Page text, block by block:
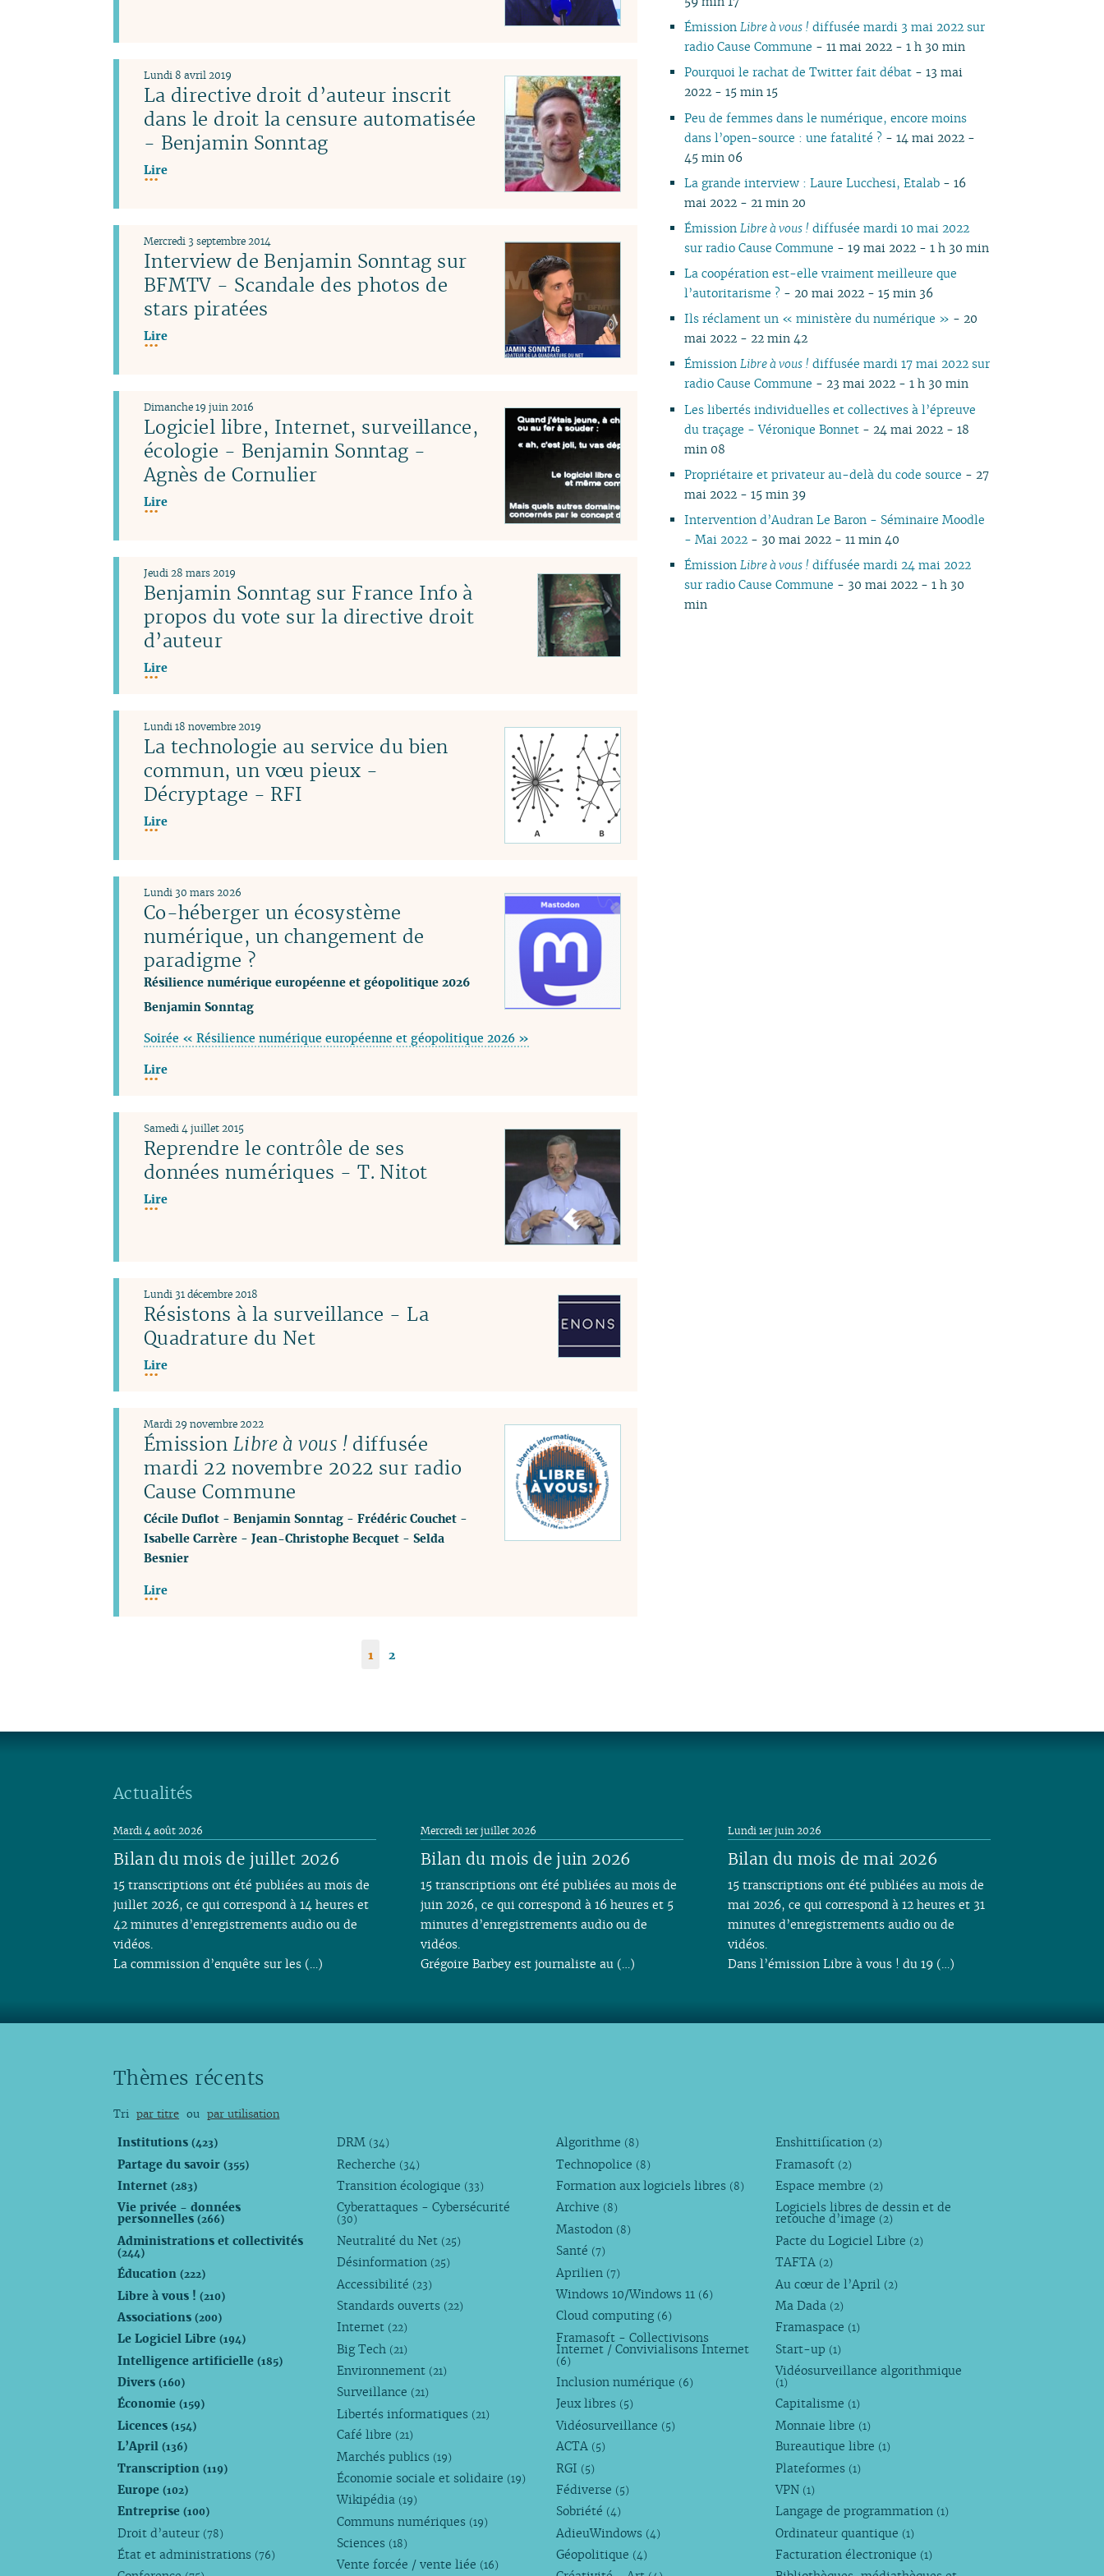
La directive droit d’auteur inscrit
dans le droit la censure automatisée
- Benjamin Sonntag
Lundi 8 avril 2019
Lire
Interview de Benjamin Sonntag sur
BFMTV - Scandale des photos de
stars piratées
Mercredi 3 septembre 2014
Lire
Logiciel libre, Internet, surveillance,
écologie - Benjamin Sonntag -
Agnès de Cornulier
Dimanche 19 juin 2016
Lire
Benjamin Sonntag sur France Info à
propos du vote sur la directive droit
d’auteur
Jeudi 28 mars 2019
Lire
La technologie au service du bien
commun, un vœu pieux -
Décryptage - RFI
Lundi 18 novembre 2019
Lire
Co-héberger un écosystème
numérique, un changement de
paradigme ?
Résilience numérique européenne et géopolitique 2026
Lundi 30 mars 2026
Benjamin Sonntag
Soirée « Résilience numérique européenne et géopolitique 2026 »
Lire
Reprendre le contrôle de ses
données numériques - T. Nitot
Samedi 4 juillet 2015
Lire
Résistons à la surveillance - La
Quadrature du Net
Lundi 31 décembre 2018
Lire
Émission Libre à vous !diffusée
mardi 22 novembre 2022 sur radio
Cause Commune
Mardi 29 novembre 2022
Cécile Duflot- Benjamin Sonntag- Frédéric Couchet-
Isabelle Carrère- Jean-Christophe Becquet- Selda
Besnier
Lire
1 2
01
03
01
02
01
02
01
02
01
02
03
02
ÉmissionLibre à vous ! diffusée mardi 3 mai 2022 sur
radio Cause Commune - 11 mai 2022 - 1 h 30 min
Pourquoi le rachat de Twitter fait débat - 13 mai
2022 - 15 min 15
Peu de femmes dans le numérique, encore moins
dans l’open-source : une fatalité ? - 14 mai 2022 -
45 min 06
La grande interview : Laure Lucchesi, Etalab - 16
mai 2022 - 21 min 20
ÉmissionLibre à vous ! diffusée mardi 10 mai 2022
sur radio Cause Commune - 19 mai 2022 - 1 h 30 min
La coopération est-elle vraiment meilleure que
l’autoritarisme ? - 20 mai 2022 - 15 min 36
Ils réclament un « ministère du numérique » - 20
mai 2022 - 22 min 42
ÉmissionLibre à vous ! diffusée mardi 17 mai 2022 sur
radio Cause Commune - 23 mai 2022 - 1 h 30 min
Les libertés individuelles et collectives à l’épreuve
du traçage - Véronique Bonnet - 24 mai 2022 - 18
min 08
Propriétaire et privateur au-delà du code source - 27
mai 2022 - 15 min 39
Intervention d’Audran Le Baron - Séminaire Moodle
- Mai 2022 - 30 mai 2022 - 11 min 40
ÉmissionLibre à vous ! diffusée mardi 24 mai 2022
sur radio Cause Commune - 30 mai 2022 - 1 h 30
min
Actualités
Bilan du mois de juillet 2026
Mardi 4 août 2026
15 transcriptions ont été publiées au mois de
juillet 2026, ce qui correspond à 14 heures et
42 minutes d’enregistrements audio ou de
vidéos.
La commission d’enquête sur les (…)
Bilan du mois de juin 2026
Mercredi 1er juillet 2026
15 transcriptions ont été publiées au mois de
juin 2026, ce qui correspond à 16 heures et 5
minutes d’enregistrements audio ou de
vidéos.
Grégoire Barbey est journaliste au (…)
Bilan du mois de mai 2026
Lundi 1er juin 2026
15 transcriptions ont été publiées au mois de
mai 2026, ce qui correspond à 12 heures et 31
minutes d’enregistrements audio ou de
vidéos.
Dans l’émission Libre à vous ! du 19 (…)
Thèmes récents
Tri par titre ou par utilisation
Institutions(423)
Partage du savoir(355)
Internet(283)
Vie privée - données
personnelles(266)
Administrations et collectivités
(244)
Éducation(222)
Libre à vous !(210)
Associations(200)
Le Logiciel Libre(194)
Intelligence artificielle(185)
Divers(160)
Économie(159)
Licences(154)
L’April(136)
Transcription(119)
Europe(102)
Entreprise(100)
Droit d’auteur (78)
État et administrations (76)
DRM (34)
Recherche (34)
Transition écologique (33)
Cyberattaques - Cybersécurité
(30)
Neutralité du Net (25)
Désinformation (25)
Accessibilité (23)
Standards ouverts (22)
Internet (22)
Big Tech (21)
Environnement (21)
Surveillance (21)
Libertés informatiques (21)
Café libre (21)
Marchés publics (19)
Économie sociale et solidaire (19)
Wikipédia (19)
Communs numériques (19)
Sciences (18)
Vente forcée / vente liée (16)
Algorithme (8)
Technopolice (8)
Formation aux logiciels libres (8)
Archive (8)
Mastodon (8)
Santé (7)
Aprilien (7)
Windows 10/Windows 11 (6)
Cloud computing (6)
Framasoft - Collectivisons
Internet / Convivialisons Internet
(6)
Inclusion numérique (6)
Jeux libres (5)
Vidéosurveillance (5)
ACTA (5)
RGI (5)
Fédiverse (5)
Sobriété (4)
AdieuWindows (4)
Géopolitique (4)
Enshittification (2)
Framasoft (2)
Espace membre (2)
Logiciels libres de dessin et de
retouche d’image (2)
Pacte du Logiciel Libre (2)
TAFTA (2)
Au cœur de l’April (2)
Ma Dada (2)
Framaspace (1)
Start-up (1)
Vidéosurveillance algorithmique
(1)
Capitalisme (1)
Monnaie libre (1)
Bureautique libre (1)
Plateformes (1)
VPN (1)
Langage de programmation (1)
Ordinateur quantique (1)
Facturation électronique (1)